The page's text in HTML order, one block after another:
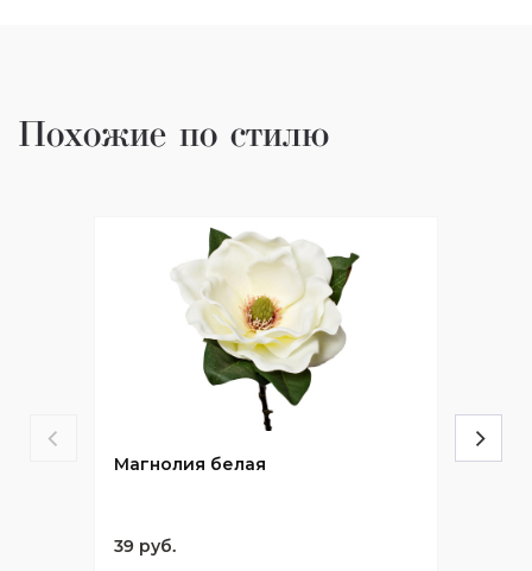
Похожие по стилю
Магнолия белая
39 руб.